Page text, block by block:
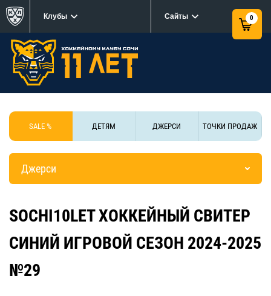
Клубы Сайты 0
SALE % ДЕТЯМ ДЖЕРСИ ТОЧКИ ПРОДАЖ
Джерси
SOCHI10LET ХОККЕЙНЫЙ СВИТЕР
СИНИЙ ИГРОВОЙ СЕЗОН 2024-2025
№29